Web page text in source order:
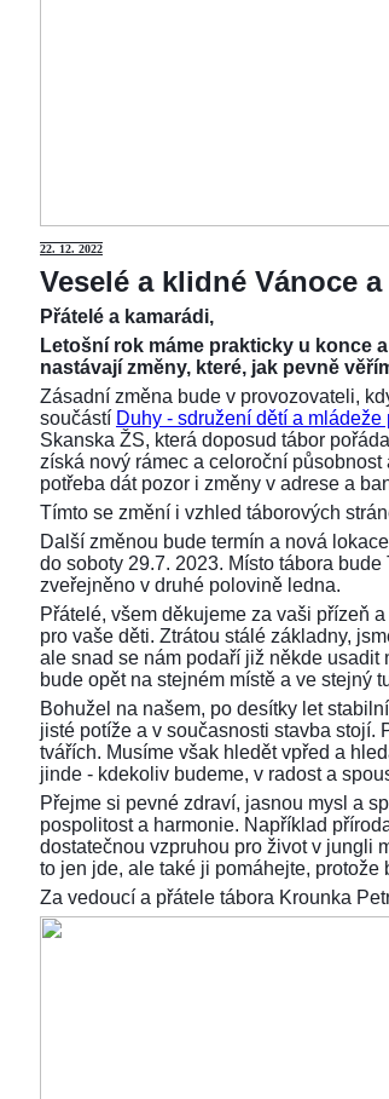
22. 12. 2022
Veselé a klidné Vánoce
Přátelé a kamarádi,
Letošní rok máme prakticky u konce
nastávají změny, které, jak pevně
Zásadní změna bude v provozovateli,
součástí Duhy - sdružení dětí a
Skanska ŽS, která doposud tábor
získá nový rámec a celoroční
potřeba dát pozor i změny v adrese a
Tímto se změní i vzhled táborových
Další změnou bude termín a nová
do soboty 29.7. 2023. Místo tábora
zveřejněno v druhé polovině ledna.
Přátelé, všem děkujeme za vaši přízeň
pro vaše děti. Ztrátou stálé základny,
ale snad se nám podaří již někde
bude opět na stejném místě a ve stejný
Bohužel na našem, po desítky let
jisté potíže a v současnosti stavba stojí.
tvářích. Musíme však hledět vpřed a
jinde - kdekoliv budeme, v radost a
Přejme si pevné zdraví, jasnou mysl a
pospolitost a harmonie. Například
dostatečnou vzpruhou pro život v jungli
to jen jde, ale také ji pomáhejte, protože
Za vedoucí a přátele tábora Krounka